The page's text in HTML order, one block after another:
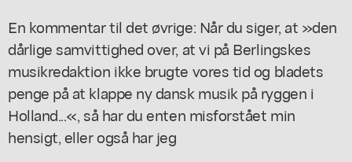
En kommentar til det øvrige: Når du siger, at »den
dårlige samvittighed over, at vi på Berlingskes
musikredaktion ikke brugte vores tid og bladets
penge på at klappe ny dansk musik på ryggen i
Holland...«, så har du enten misforstået min
hensigt, eller også har jeg